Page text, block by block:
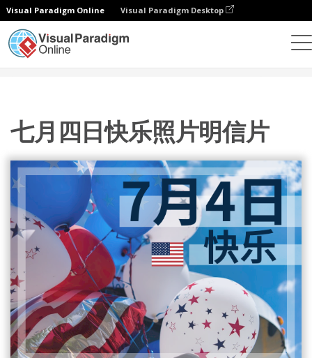
Visual Paradigm Online Visual Paradigm Desktop
七月四日快乐照片明信片